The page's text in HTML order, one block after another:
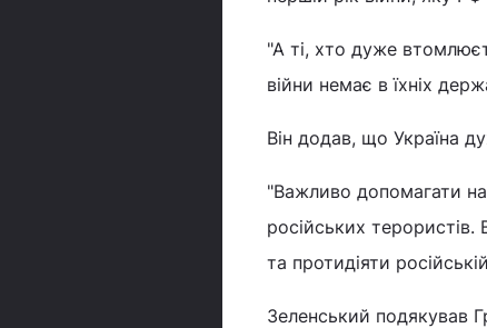
"А ті, хто дуже
війни немає в їхніх
Він додав, що Україна
"Важливо допомагати
російських
та протидіяти
Зеленський подякував